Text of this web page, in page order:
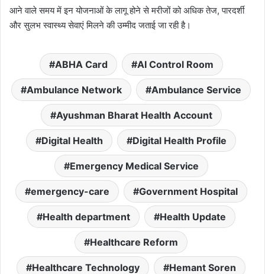
आने वाले समय में इन योजनाओं के लागू होने से मरीजों को अधिक तेज, पारदर्शी
और सुलभ स्वास्थ्य सेवाएं मिलने की उम्मीद जताई जा रही है।
ABHA Card AI Control Room
Ambulance Network Ambulance Service
Ayushman Bharat Health Account
Digital Health Digital Health Profile
Emergency Medical Service
emergency-care Government Hospital
Health department Health Update
Healthcare Reform
Healthcare Technology Hemant Soren